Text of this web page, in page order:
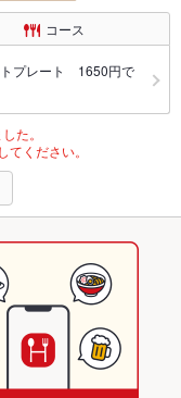
コース
トプレート 1650円で
た。
ください。